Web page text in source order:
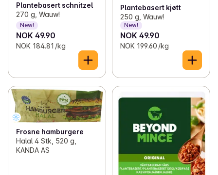
Plantebasert schnitzel
270 g, Wauw!
New!
NOK 49.90
NOK 184.81 /kg
Plantebasert kjøtt
250 g, Wauw!
New!
NOK 49.90
NOK 199.60 /kg
Frosne hamburgere
Halal 4 Stk, 520 g,
KANDA AS